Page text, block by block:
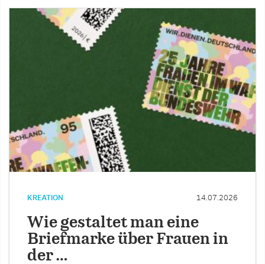
KREATION 14.07.2026
Wie gestaltet man eine
Briefmarke über Frauen in
der …